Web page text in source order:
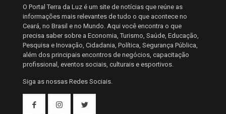
O Portal Terra da Luz é um site de notícias que reúne as
informações mais relevantes de tudo o que acontece no
Ceará, no Brasil e no Mundo. Aqui você encontra o que
precisa saber sobre a Economia, Turismo, Saúde, Educação,
Pesquisa e Inovação, Cidadania, Política, Segurança Pública,
além dos principais encontros de negócios, capacitação
profissional, eventos sociais, culturais e esportivos.
Siga as nossas Redes Sociais.